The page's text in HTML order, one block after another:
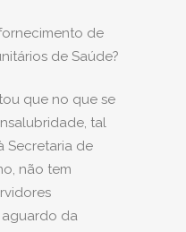
de
de Saúde?
que no que se
tal
Secretaria de
não tem
da